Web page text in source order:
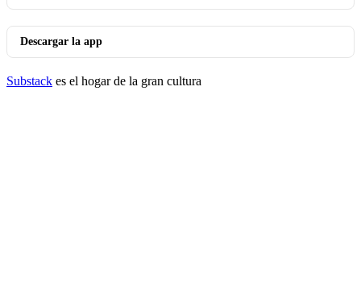
Descargar la app
Substack es el hogar de la gran cultura